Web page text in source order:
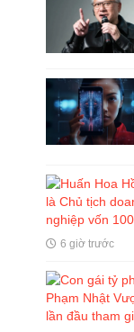
6 giờ trước